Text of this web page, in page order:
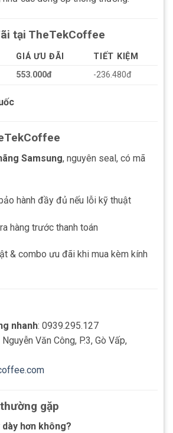
tại TheTekCoffee
GIÁ ƯU ĐÃI
TIẾT KIỆM
553.000đ -236.480đ
Samsung, nguyên seal, có mã
hành đầy đủ nếu lỗi kỹ thuật
hàng trước thanh toán
& combo ưu đãi khi mua kèm kính
nhanh: 0939.295.127
Văn Công, P.3, Gò Vấp,
gặp
dày hơn không?